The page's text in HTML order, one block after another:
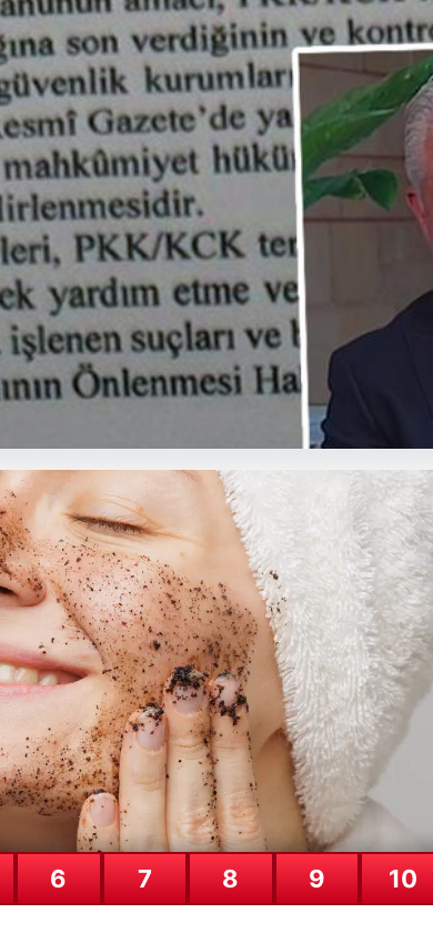
İşte madde madde
6 7 8 9 10